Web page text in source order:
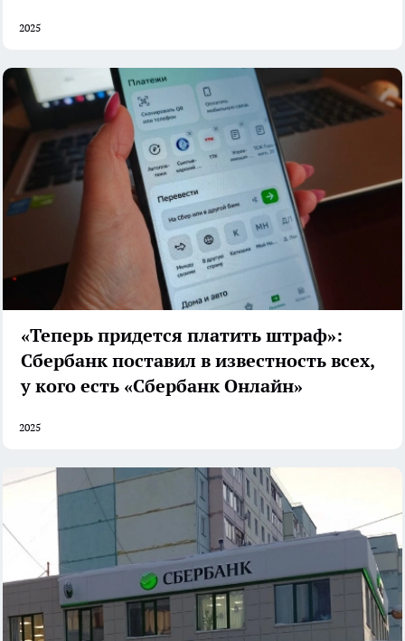
2025
«Теперь придется платить штраф»:
Сбербанк поставил в известность всех,
у кого есть «Сбербанк Онлайн»
2025